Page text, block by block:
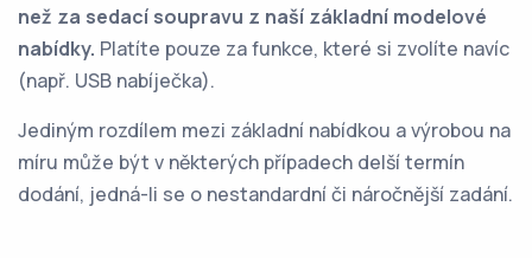
než za sedací soupravu z naší základní modelové
nabídky. Platíte pouze za funkce, které si zvolíte navíc
(např. USB nabíječka).
Jediným rozdílem mezi základní nabídkou a výrobou na
míru může být v některých případech delší termín
dodání, jedná-li se o nestandardní či náročnější zadání.